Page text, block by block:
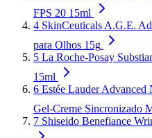
FPS 20 15ml
4 SkinCeuticals A.G.E.
para Olhos 15g
5 La Roche-Posay
15ml
6 Estée Lauder Advanced
Gel-Creme Sincronizado
7 Shiseido Benefiance